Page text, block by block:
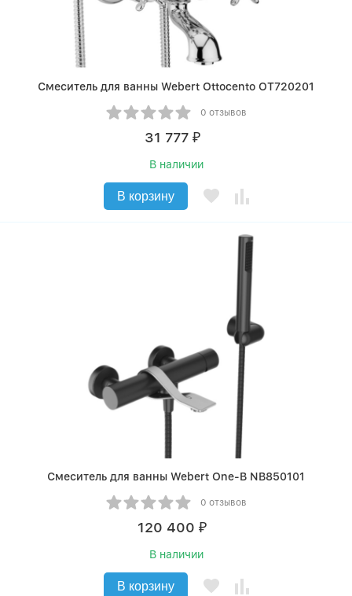
Смеситель для ванны Webert Ottocento OT720201
0 отзывов
31 777 ₽
В наличии
В корзину
Смеситель для ванны Webert One-B NB850101
0 отзывов
120 400 ₽
В наличии
В корзину